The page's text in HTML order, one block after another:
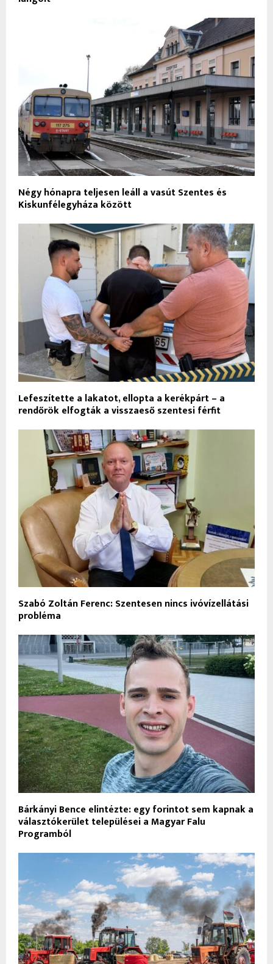
Négy hónapra teljesen leáll a vasút Szentes és
Kiskunfélegyháza között
Lefeszítette a lakatot, ellopta a kerékpárt – a
rendőrök elfogták a visszaeső szentesi férfit
Szabó Zoltán Ferenc: Szentesen nincs ivóvízellátási
probléma
Bárkányi Bence elintézte: egy forintot sem kapnak a
választókerület települései a Magyar Falu
Programból